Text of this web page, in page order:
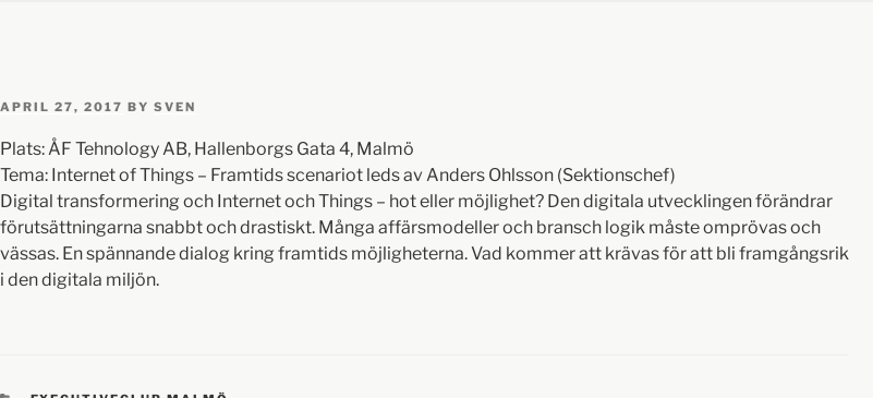
APRIL 27, 2017 BY SVEN
Plats: ÅF Tehnology AB, Hallenborgs Gata 4, Malmö
Tema: Internet of Things – Framtids scenariot leds av Anders Ohlsson (Sektionschef)
Digital transformering och Internet och Things – hot eller möjlighet? Den digitala utvecklingen förändrar
förutsättningarna snabbt och drastiskt. Många affärsmodeller och bransch logik måste omprövas och
vässas. En spännande dialog kring framtids möjligheterna. Vad kommer att krävas för att bli framgångsrik
i den digitala miljön.